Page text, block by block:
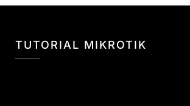
TUTORIAL MIKROTIK